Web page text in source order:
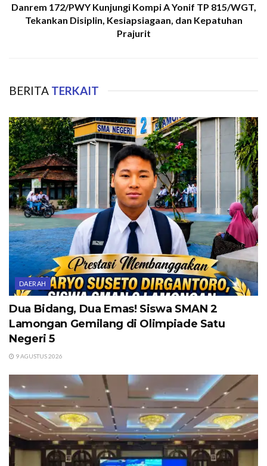
Danrem 172/PWY Kunjungi Kompi A Yonif TP 815/WGT,
Tekankan Disiplin, Kesiapsiagaan, dan Kepatuhan
Prajurit
BERITA TERKAIT
DAERAH
Dua Bidang, Dua Emas! Siswa SMAN 2
Lamongan Gemilang di Olimpiade Satu
Negeri 5
9 AGUSTUS 2026